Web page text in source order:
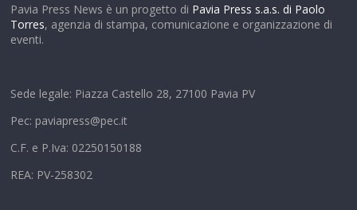
Pavia Press News è un progetto di Pavia Press s.a.s. di Paolo
Torres, agenzia di stampa, comunicazione e organizzazione di
eventi.
Sede legale: Piazza Castello 28, 27100 Pavia PV
Pec: paviapress@pec.it
C.F. e P.Iva: 02250150188
REA: PV-258302